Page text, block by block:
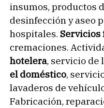
insumos, productos
desinfección y aseo
hospitales. Servicios
cremaciones.
hotelera, servicio de
el doméstico,
lavaderos de
Fabricación,